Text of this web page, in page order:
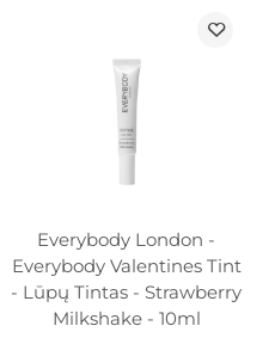
Everybody London -
Everybody Valentines Tint
- Lūpų Tintas - Strawberry
Milkshake - 10ml